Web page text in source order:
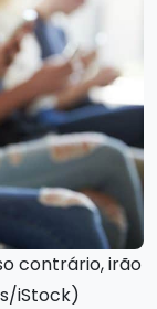
contrário, irão
iStock)